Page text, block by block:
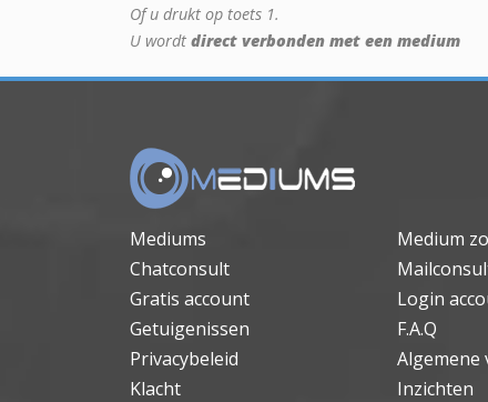
Of u drukt op toets 1.
U wordt direct verbonden met een medium
Mediums Medium
Chatconsult
Gratis account
Login
Getuigenissen
F.A.Q
Privacybeleid
Algemene
Klacht
Inzichten